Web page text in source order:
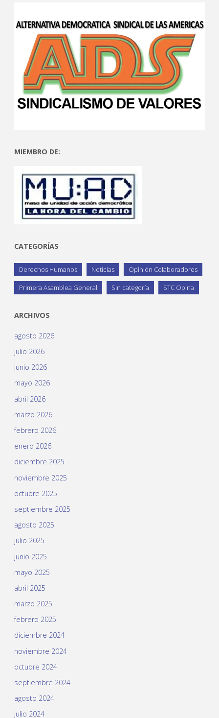
MIEMBRO DE:
CATEGORÍAS
Derechos Humanos Noticias Opinión Colaboradores
Primera Asamblea General Sin categoría STC Opina
ARCHIVOS
agosto 2026
julio 2026
junio 2026
mayo 2026
abril 2026
marzo 2026
febrero 2026
enero 2026
diciembre 2025
noviembre 2025
octubre 2025
septiembre 2025
agosto 2025
julio 2025
junio 2025
mayo 2025
abril 2025
marzo 2025
febrero 2025
diciembre 2024
noviembre 2024
octubre 2024
septiembre 2024
agosto 2024
julio 2024